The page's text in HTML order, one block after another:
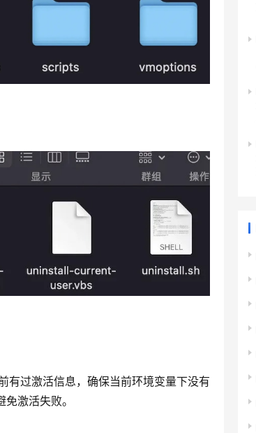
过激活信息，确保当前环境变量下没有
激活失败。